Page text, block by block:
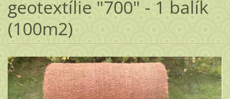
geotextílie "700" - 1 balík
(100m2)